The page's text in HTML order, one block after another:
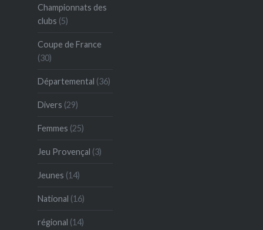
Championnats des
clubs (5)
Coupe de France
(30)
Départemental (36)
Divers (29)
Femmes (25)
Jeu Provençal (3)
Jeunes (14)
National (16)
régional (14)